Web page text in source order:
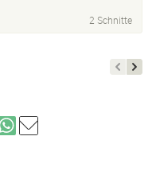
2 Schnitte